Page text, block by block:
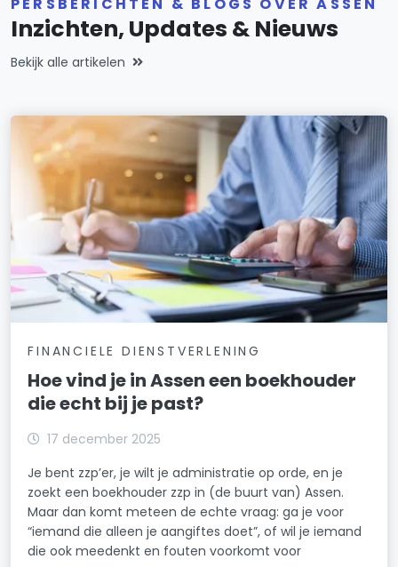
Inzichten, Updates & Nieuws
Bekijk alle artikelen
FINANCIELE DIENSTVERLENING
Hoe vind je in Assen een boekhouder
die echt bij je past?
17 december 2025
Je bent zzp’er, je wilt je administratie op orde, en je
zoekt een boekhouder zzp in (de buurt van) Assen.
Maar dan komt meteen de echte vraag: ga je voor
“iemand die alleen je aangiftes doet”, of wil je iemand
die ook meedenkt en fouten voorkomt voor